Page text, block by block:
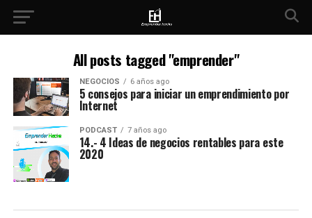
All posts tagged "emprender"
NEGOCIOS 6 años ago
5 consejos para iniciar un emprendimiento por
Internet
PODCAST 7 años ago
14.- 4 Ideas de negocios rentables para este
2020